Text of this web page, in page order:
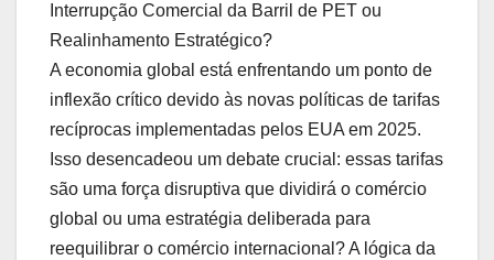
Interrupção Comercial da Barril de PET ou
Realinhamento Estratégico?
A economia global está enfrentando um ponto de
inflexão crítico devido às novas políticas de tarifas
recíprocas implementadas pelos EUA em 2025.
Isso desencadeou um debate crucial: essas tarifas
são uma força disruptiva que dividirá o comércio
global ou uma estratégia deliberada para
reequilibrar o comércio internacional? A lógica da